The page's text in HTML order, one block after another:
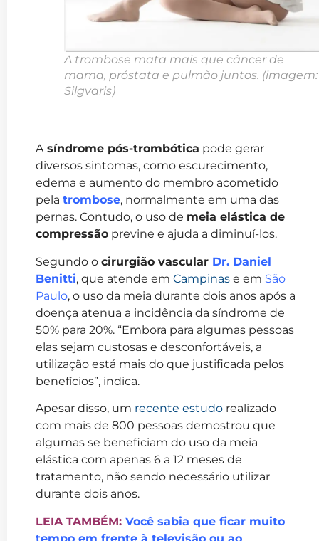
A trombose mata mais que câncer de
mama, próstata e pulmão juntos. (imagem:
Silgvaris)
Asíndrome pós-trombótica pode gerar
diversos sintomas, como escurecimento,
edema e aumento do membro acometido
pela trombose, normalmente em uma das
pernas. Contudo, o uso de meia elástica de
compressão previne e ajuda a diminuí-los.
Segundo o cirurgião vascular Dr. Daniel
Benitti, que atende em Campinas e em São
Paulo, o uso da meia durante dois anos após a
doença atenua a incidência da síndrome de
50% para 20%. “Embora para algumas pessoas
elas sejam custosas e desconfortáveis, a
utilização está mais do que justificada pelos
benefícios”, indica.
Apesar disso, um recente estudo realizado
com mais de 800 pessoas demostrou que
algumas se beneficiam do uso da meia
elástica com apenas 6 a 12 meses de
tratamento, não sendo necessário utilizar
durante dois anos.
LEIA TAMBÉM: Você sabia que ficar muito
tempo em frente à televisão ou ao